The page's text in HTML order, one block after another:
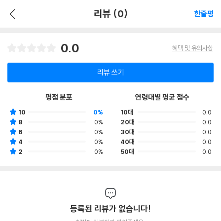
리뷰 (0) 한줄평
0.0 혜택 및 유의사항
리뷰 쓰기
평점 분포
10
0%
8
0%
6
0%
4
0%
2
0%
연령대별 평균 점수
10대
0.0
20대
0.0
30대
0.0
40대
0.0
50대
0.0
등록된 리뷰가 없습니다!